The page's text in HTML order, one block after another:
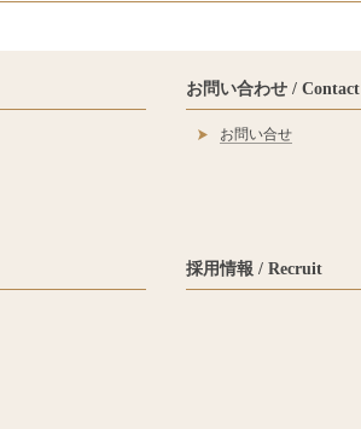
お問い合わせ / Contact
お問い合せ
採用情報 / Recruit